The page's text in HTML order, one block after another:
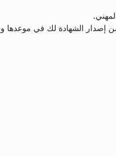
إصدار الشهادة لك في موعدها